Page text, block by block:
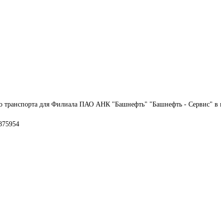
транспорта для Филиала ПАО АНК "Башнефть" "Башнефть - Сервис" в